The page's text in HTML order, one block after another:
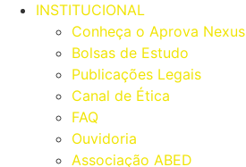
INSTITUCIONAL
Conheça o Aprova Nexus
Bolsas de Estudo
Publicações Legais
Canal de Ética
FAQ
Ouvidoria
Associação ABED